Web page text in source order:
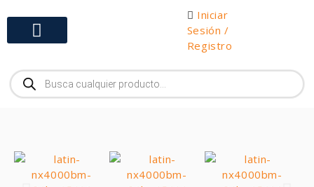
Iniciar
Sesión /
Registro